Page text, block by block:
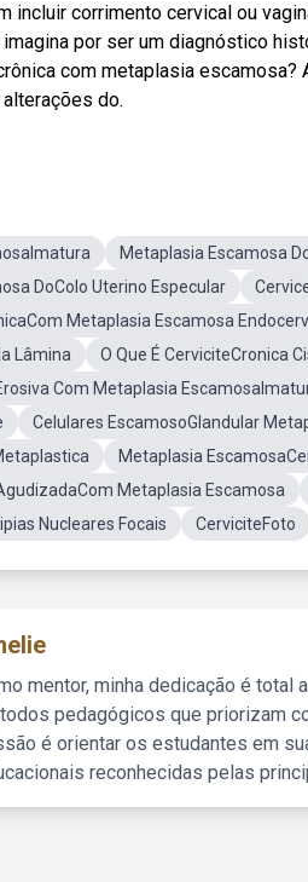
incluir corrimento cervical ou
por ser um diagnóstico
com metaplasia
do.
Metaplasia Escamosa
DoColo Uterino Especular
Metaplasia Escamosa
Lâmina
O Que É CerviciteCronica
Com Metaplasia
Celulares EscamosoGlandular
Metaplasia
Metaplasia Escamosa
Nucleares Focais
CerviciteFoto
mentor, minha dedicação é
pedagógicos que priorizam
é orientar os estudantes em
reconhecidas pelas